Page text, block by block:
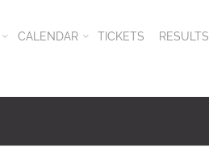
CALENDAR TICKETS RESULTS